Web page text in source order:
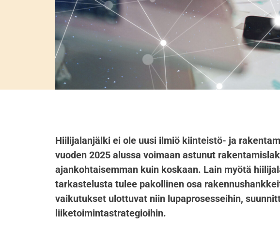
Hiilijalanjälki ei ole uusi ilmiö kiinteistö- ja
vuoden 2025 alussa voimaan astunut
ajankohtaisemman kuin koskaan. Lain myötä
tarkastelusta tulee pakollinen osa
vaikutukset ulottuvat niin lupaprosesseihin,
liiketoimintastrategioihin.